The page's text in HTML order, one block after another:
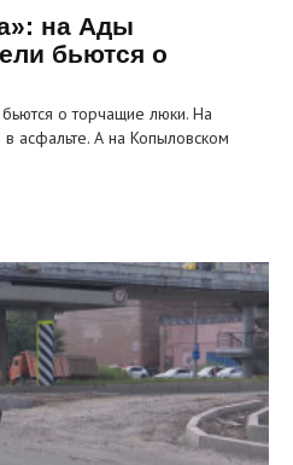
на Ады
бьются о
о торчащие люки. На
асфальте. А на Копыловском